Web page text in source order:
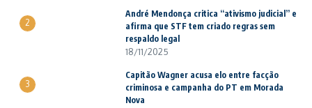
2
André Mendonça critica “ativismo judicial” e
afirma que STF tem criado regras sem
respaldo legal
18/11/2025
3
Capitão Wagner acusa elo entre facção
criminosa e campanha do PT em Morada
Nova